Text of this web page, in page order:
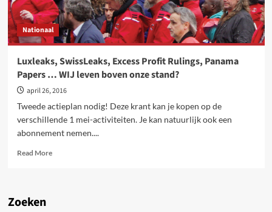
Nationaal
Luxleaks, SwissLeaks, Excess Profit Rulings, Panama
Papers … WIJ leven boven onze stand?
april 26, 2016
Tweede actieplan nodig! Deze krant kan je kopen op de
verschillende 1 mei-activiteiten. Je kan natuurlijk ook een
abonnement nemen....
Read MoreRead
Zoeken